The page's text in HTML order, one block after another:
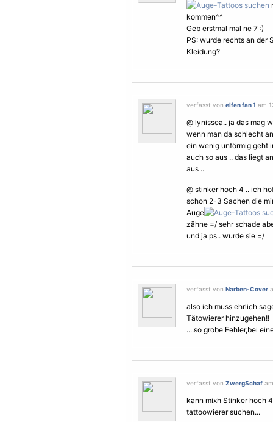
kommen^^
Geb erstmal mal ne 7 :)
PS: wurde rechts an der
Kleidung?
verfasst von elfen fan 1 am
@ lynissea.. ja das mag
wenn man da schlecht
ein wenig unförmig geht
auch so aus .. das liegt
aus ..
@ stinker hoch 4 .. ich
schon 2-3 Sachen die
Auge
zähne =/ sehr schade
und ja ps.. wurde sie =/
verfasst von Narben-Cover
also ich muss ehrlich
Tätowierer hinzugehen!!
....so grobe Fehler,bei
verfasst von ZwergSchaf
kann mixh Stinker hoch
tattoowierer suchen...